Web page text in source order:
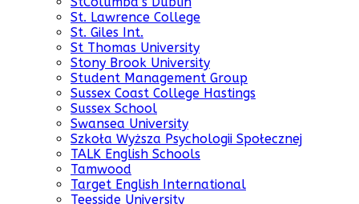
St. Lawrence College
St. Giles Int.
St Thomas University
Stony Brook University
Student Management Group
Sussex Coast College Hastings
Sussex School
Swansea University
Szkoła Wyższa Psychologii Społecznej
TALK English Schools
Tamwood
Target English International
Teesside University